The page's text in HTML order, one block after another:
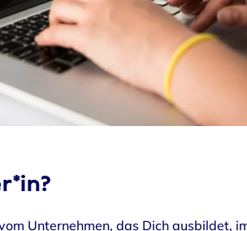
Unternehmen, das Dich ausbildet,